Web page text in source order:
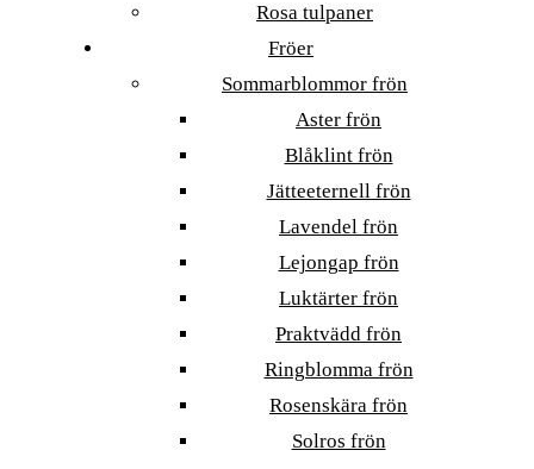
Rosa tulpaner
Fröer
Sommarblommor frön
Aster frön
Blåklint frön
Jätteeternell frön
Lavendel frön
Lejongap frön
Luktärter frön
Praktvädd frön
Ringblomma frön
Rosenskära frön
Solros frön